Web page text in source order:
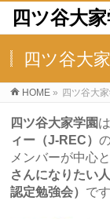
四ツ谷大
四ツ谷大
HOME » 四ツ谷大
四ツ谷大家学園
ィー（J-REC）
メンバーが中心
さんになりたい
認定勉強会） です